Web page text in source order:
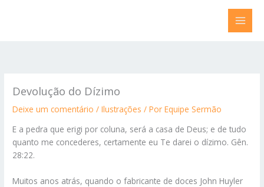
Devolução do Dízimo
Deixe um comentário /Ilustrações / PorEquipe Sermão
E a pedra que erigi por coluna, será a casa de Deus; e de tudo
quanto me concederes, certamente eu Te darei o dízimo. Gên.
28:22.
Muitos anos atrás, quando o fabricante de doces John Huyler